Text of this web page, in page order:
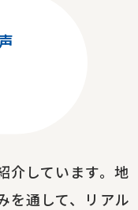
介しています。地
を通して、リアル